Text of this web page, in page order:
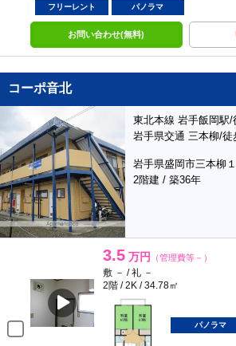
フリーレント パノラマ
お問い合わせ(無料)
コーポ音北
東北本線 岩手飯岡駅/
岩手県交通 三本柳/徒
岩手県盛岡市三本柳
2階建 / 築36年
3.5 万円 （管理費等－）
敷 － / 礼 －
2階 / 2K / 34.78㎡
パノラマ